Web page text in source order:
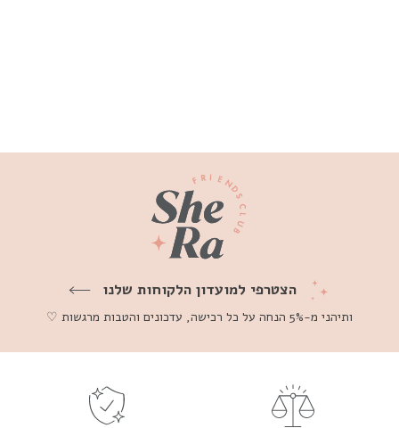
הצטרפי למועדון הלקוחות שלנו
ותיהני מ-5% הנחה על כל רכישה, עדכונים והטבות מרגשות ♡